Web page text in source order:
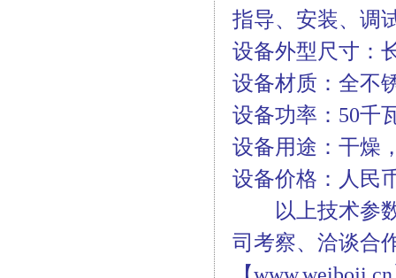
指导、安装、调
设备外型尺寸：
设备材质：全不
设备功率：50千
设备用途：干燥
设备价格：人民
以上技术参数
司考察、洽谈合